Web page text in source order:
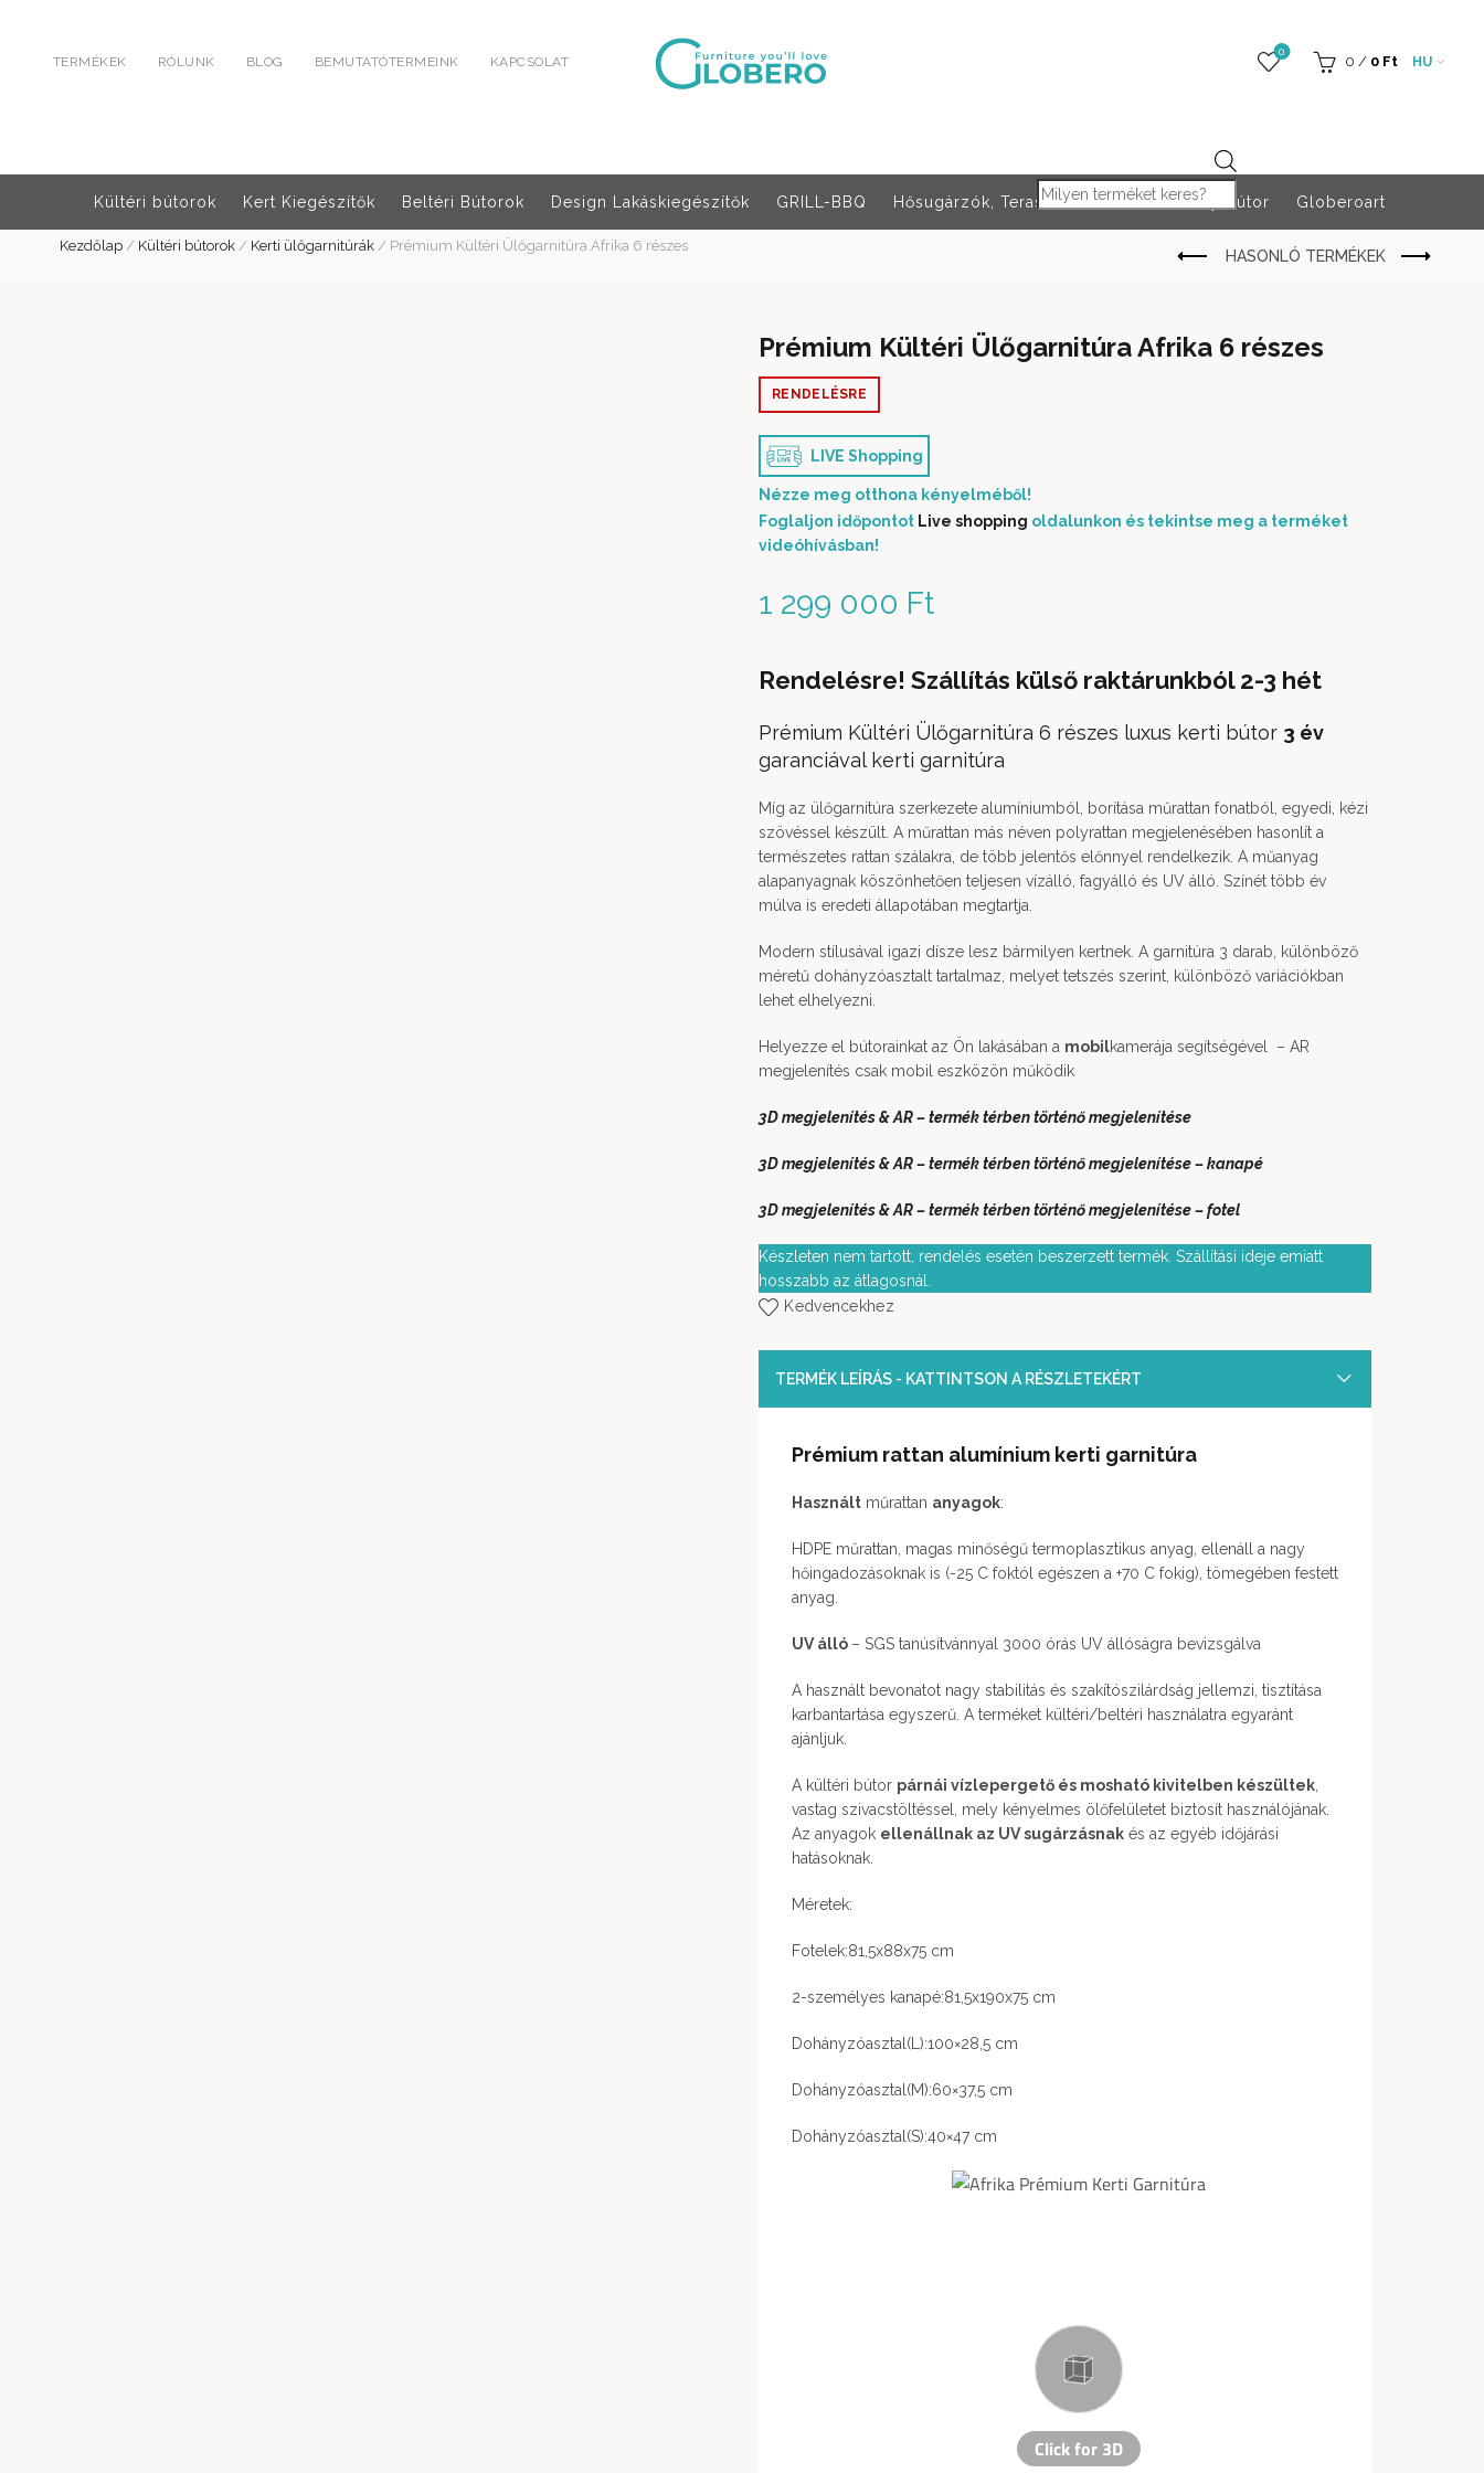
TERMÉKEK RÓLUNK BLOG BEMUTATÓTERMEINK KAPCSOLAT
Products search
0
0 / 0 Ft HU
Kültéri bútorok Kert Kiegészítők Beltéri Bútorok Design Lakáskiegészítők GRILL-BBQ Hősugárzók, Teraszfűtés Rendezvény bútor Globeroart
Kezdőlap/ Kültéri bútorok/ Kerti ülőgarnitúrák/ Prémium Kültéri Ülőgarnitúra Afrika 6 részes
Prémium Kültéri Ülőgarnitúra Afrika 6 részes
1 299 000 Ft
RENDELÉSRE
LIVE Shopping
Nézze meg otthona kényelméből!
Foglaljon időpontot Live shopping oldalunkon és tekintse meg a terméket
videóhívásban!
Rendelésre! Szállítás külső raktárunkból 2-3 hét
Prémium Kültéri Ülőgarnitúra 6 részes luxus kerti bútor 3 év
garanciával kerti garnitúra
Míg az ülőgarnitúra szerkezete alumíniumból, borítása műrattan fonatból, egyedi, kézi
szövéssel készült. A műrattan más néven polyrattan megjelenésében hasonlít a
természetes rattan szálakra, de több jelentős előnnyel rendelkezik. A műanyag
alapanyagnak köszönhetően teljesen vízálló, fagyálló és UV álló. Színét több év
múlva is eredeti állapotában megtartja.
Modern stílusával igazi dísze lesz bármilyen kertnek. A garnitúra 3 darab, különböző
méretű dohányzóasztalt tartalmaz, melyet tetszés szerint, különböző variációkban
lehet elhelyezni.
Helyezze el bútorainkat az Ön lakásában a mobilkamerája segítségével – AR
megjelenítés csak mobil eszközön működik
3D megjelenítés & AR – termék térben történő megjelenítése
3D megjelenítés & AR – termék térben történő megjelenítése – kanapé
3D megjelenítés & AR – termék térben történő megjelenítése – fotel
Készleten nem tartott, rendelés esetén beszerzett termék. Szállítási ideje emiatt
hosszabb az átlagosnál.
Kedvencekhez
TERMÉK LEÍRÁS - KATTINTSON A RÉSZLETEKÉRT
Prémium rattan alumínium kerti garnitúra
Használt műrattan anyagok:
HDPE műrattan, magas minőségű termoplasztikus anyag, ellenáll a nagy
hőingadozásoknak is (-25 C foktól egészen a +70 C fokig), tömegében festett
anyag.
UV álló – SGS tanúsítvánnyal 3000 órás UV állóságra bevizsgálva
A használt bevonatot nagy stabilitás és szakítószilárdság jellemzi, tisztítása
karbantartása egyszerű. A terméket kültéri/beltéri használatra egyaránt
ajánljuk.
A kültéri bútor párnái vízlepergető és mosható kivitelben készültek
vastag szivacstöltéssel, mely kényelmes ölőfelületet biztosít használójának.
Az anyagok ellenállnak az UV sugárzásnak és az egyéb időjárási
hatásoknak.
Méretek:
Fotelek:81,5x88x75 cm
2-személyes kanapé:81,5x190x75 cm
Dohányzóasztal(L):100×28,5 cm
Dohányzóasztal(M):60×37,5 cm
Dohányzóasztal(S):40×47 cm